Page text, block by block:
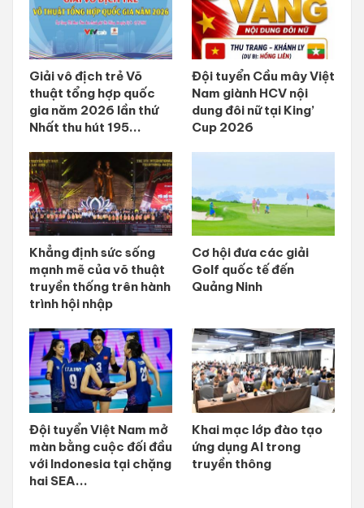
Giải vô địch trẻ Võ
thuật tổng hợp quốc
gia năm 2026 lần thứ
Nhất thu hút 195...
Đội tuyển Cầu mây Việt
Nam giành HCV nội
dung đôi nữ tại King’
Cup 2026
Khẳng định sức sống
mạnh mẽ của võ thuật
truyền thống trên hành
trình hội nhập
Cơ hội đưa các giải
Golf quốc tế đến
Quảng Ninh
Đội tuyển Việt Nam mở
màn bằng cuộc đối đầu
với Indonesia tại chặng
hai SEA...
Khai mạc lớp đào tạo
ứng dụng AI trong
truyền thông